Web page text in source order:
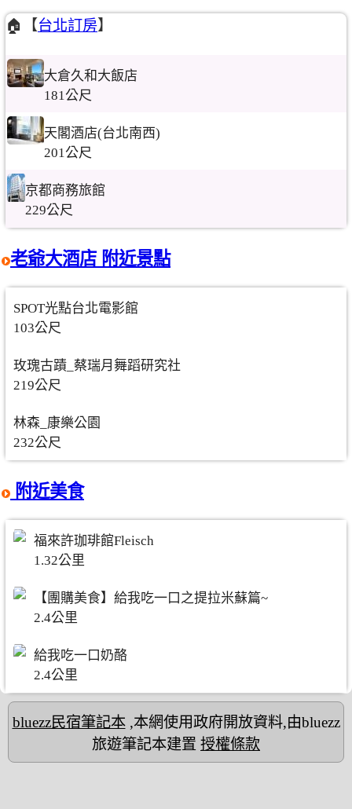
🏠【台北訂房】
大倉久和大飯店
181公尺
天閣酒店(台北南西)
201公尺
京都商務旅館
229公尺
老爺大酒店 附近景點
SPOT光點台北電影館
103公尺
玫瑰古蹟_蔡瑞月舞蹈研究社
219公尺
林森_康樂公園
232公尺
附近美食
福來許珈琲館Fleisch
1.32公里
【團購美食】給我吃一口之提拉米蘇篇~
2.4公里
給我吃一口奶酪
2.4公里
bluezz民宿筆記本,本網使用政府開放資料,由bluezz
旅遊筆記本建置 授權條款